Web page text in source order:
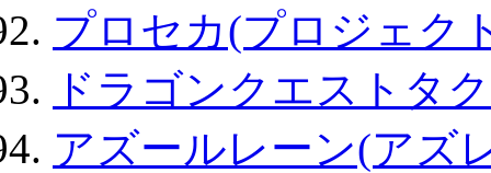
プロセカ(プロジェク
ドラゴンクエストタ
アズールレーン(アズ